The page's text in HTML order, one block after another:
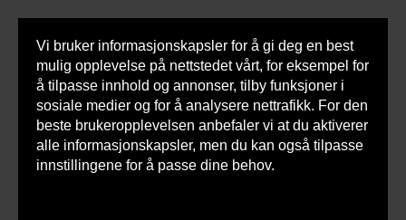
Vi bruker informasjonskapsler for å gi deg en best
mulig opplevelse på nettstedet vårt, for eksempel for
å tilpasse innhold og annonser, tilby funksjoner i
sosiale medier og for å analysere nettrafikk. For den
beste brukeropplevelsen anbefaler vi at du aktiverer
alle informasjonskapsler, men du kan også tilpasse
innstillingene for å passe dine behov.
Undernavigasjon for ”Kurs og verktøy”